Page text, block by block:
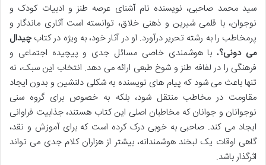
سید محمد صاحبی، نویسنده نام آشنای عرصه طنز و ادبیات کودک و
نوجوان، با قلمی شیرین و ذهنی خلاق، توانسته است آثاری ماندگار و
پرمخاطب را به رشته تحریر درآورد. او در آثار خود، به ویژه در کتابچیدال
می دونی؟، با هوشمندی خاصی مسائل جدی و پیچیده اجتماعی و
فرهنگی را در لفافه طنز و شوخ طبعی ارائه می دهد. انتخاب این سبک، نه
تنها باعث می شود که پیام های نویسنده به شکلی دلنشین و بدون ایجاد
مقاومت در مخاطب منتقل شود، بلکه به خصوص برای گروه سنی
نوجوانان و جوانان که مخاطبان اصلی این کتاب هستند، جذابیت فراوانی
ایجاد می کند. صاحبی به خوبی درک کرده است که برای آموزش و نقد،
گاهی اوقات یک لبخند هوشمندانه، بیشتر از هزاران کلام جدی می تواند
اثرگذار باشد.